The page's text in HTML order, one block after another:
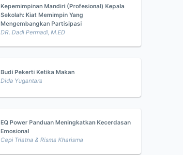
Kepemimpinan Mandiri (Profesional) Kepala
Sekolah: Kiat Memimpin Yang
Mengembangkan Partisipasi
DR. Dadi Permadi, M.ED
Budi Pekerti Ketika Makan
Dida Yugantara
EQ Power Panduan Meningkatkan Kecerdasan
Emosional
Cepi Triatna & Risma Kharisma